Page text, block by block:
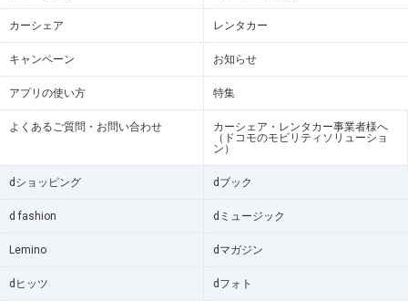
カーシェア レンタカー
キャンペーン お知らせ
アプリの使い方 特集
よくあるご質問・お問い合わせ
カーシェア・レンタカー事業者様へ
（ドコモのモビリティソリューショ
ン）
dショッピング dブック
d fashion dミュージック
Lemino dマガジン
dヒッツ dフォト